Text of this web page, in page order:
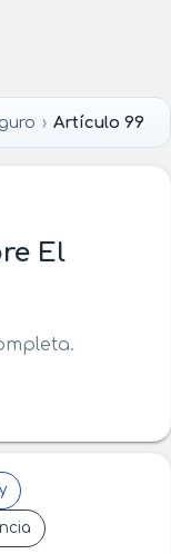
Artículo 99
El